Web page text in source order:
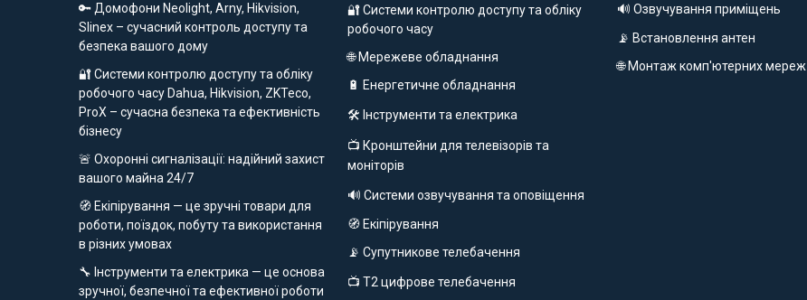
🔑 Домофони Neolight, Arny, Hikvision,
Slinex – сучасний контроль доступу та
безпека вашого дому
🔐 Системи контролю доступу та обліку
робочого часу Dahua, Hikvision, ZKTeco,
ProX – сучасна безпека та ефективність
бізнесу
🚨 Охоронні сигналізації: надійний захист
вашого майна 24/7
🧭 Екіпірування — це зручні товари для
роботи, поїздок, побуту та використання
в різних умовах
🔧 Інструменти та електрика — це основа
зручної, безпечної та ефективної роботи
🔐 Системи контролю доступу та обліку
робочого часу
🌐 Мережеве обладнання
🔋 Енергетичне обладнання
🛠️ Інструменти та електрика
📺 Кронштейни для телевізорів та
моніторів
🔊 Системи озвучування та оповіщення
🧭 Екіпірування
📡 Супутникове телебачення
📺 Т2 цифрове телебачення
🔊 Озвучування приміщень
📡 Встановлення антен
🌐 Монтаж комп'ютерних мереж